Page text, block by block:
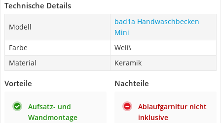
Technische Details
Modell
bad1a Handwaschbecken
Mini
Farbe
Weiß
Material
Keramik
Vorteile
Aufsatz- und
Wandmontage
Nachteile
Ablaufgarnitur nicht
inklusive